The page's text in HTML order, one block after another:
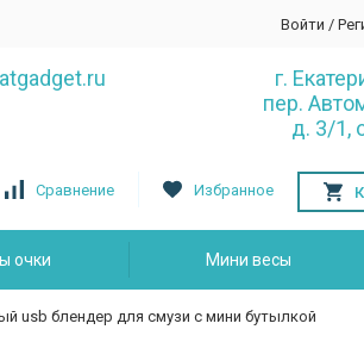
Войти /
г.
пер.
д. 3/1,
Сравнение Избранное
очки Мини весы
usb блендер для смузи с мини бутылкой